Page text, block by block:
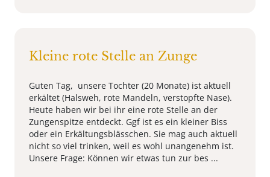
Kleine rote Stelle an Zunge
Guten Tag, unsere Tochter (20 Monate) ist aktuell
erkältet (Halsweh, rote Mandeln, verstopfte Nase).
Heute haben wir bei ihr eine rote Stelle an der
Zungenspitze entdeckt. Ggf ist es ein kleiner Biss
oder ein Erkältungsblässchen. Sie mag auch aktuell
nicht so viel trinken, weil es wohl unangenehm ist.
Unsere Frage: Können wir etwas tun zur bes ...